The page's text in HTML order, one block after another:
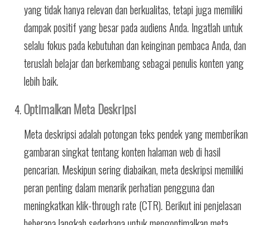
yang tidak hanya relevan dan berkualitas, tetapi juga memiliki
dampak positif yang besar pada audiens Anda. Ingatlah untuk
selalu fokus pada kebutuhan dan keinginan pembaca Anda, dan
teruslah belajar dan berkembang sebagai penulis konten yang
lebih baik.
Optimalkan Meta Deskripsi
Meta deskripsi adalah potongan teks pendek yang memberikan
gambaran singkat tentang konten halaman web di hasil
pencarian. Meskipun sering diabaikan, meta deskripsi memiliki
peran penting dalam menarik perhatian pengguna dan
meningkatkan klik-through rate (CTR). Berikut ini penjelasan